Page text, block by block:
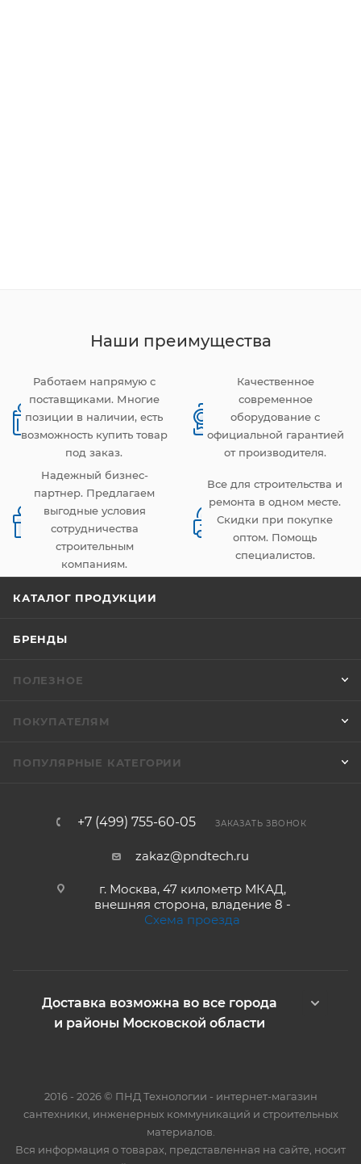
Наши преимущества
Работаем напрямую с
поставщиками. Многие
позиции в наличии, есть
возможность купить товар
под заказ.
Качественное
современное
оборудование с
официальной гарантией
от производителя.
Надежный бизнес-
партнер. Предлагаем
выгодные условия
сотрудничества
строительным
компаниям.
Все для строительства и
ремонта в одном месте.
Скидки при покупке
оптом. Помощь
специалистов.
КАТАЛОГ ПРОДУКЦИИ
БРЕНДЫ
ПОЛЕЗНОЕ
ПОКУПАТЕЛЯМ
ПОПУЛЯРНЫЕ КАТЕГОРИИ
+7 (499) 755-60-05 ЗАКАЗАТЬ ЗВОНОК
zakaz@pndtech.ru
г. Москва, 47 километр МКАД,
внешняя сторона, владение 8 -
Схема проезда
Доставка возможна во все города
и районы Московской области
2016 - 2026 © ПНД Технологии - интернет-магазин
сантехники, инженерных коммуникаций и строительных
материалов.
Вся информация о товарах, представленная на сайте, носит